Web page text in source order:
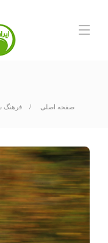
صفحه اصلی فرهنگ